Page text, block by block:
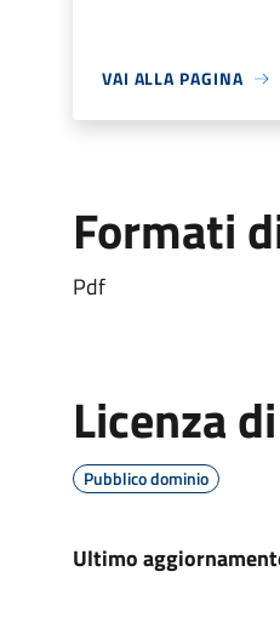
VAI ALLA PAGINA
Formati
Pdf
Licenza
Pubblico dominio
Ultimo